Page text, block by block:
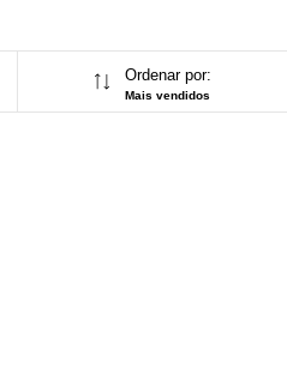
Ordenar por:
Mais vendidos